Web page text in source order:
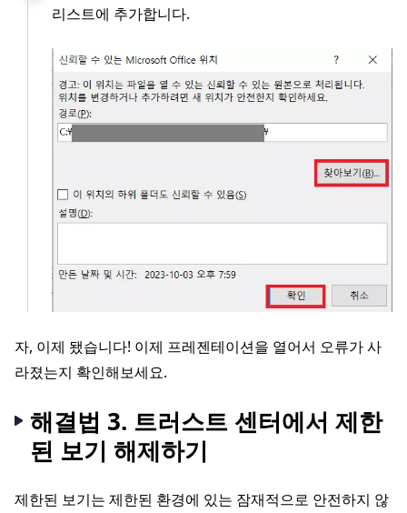
리스트에 추가합니다.
자, 이제 됐습니다! 이제 프레젠테이션을 열어서 오류가 사
라졌는지 확인해보세요.
해결법 3. 트러스트 센터에서 제한
된 보기 해제하기
제한된 보기는 제한된 환경에 있는 잠재적으로 안전하지 않